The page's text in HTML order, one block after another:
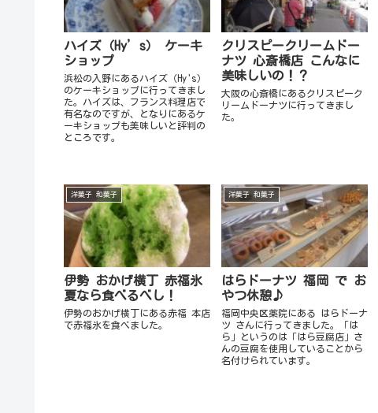
ハイズ（Hy’s） ケーキ
ショップ
浜松の入野にあるハイズ（Hy's）
のケーキショップに行ってきまし
た。ハイズは、フランス料理店で
有名なのですが、となりにあるケ
ーキショップも美味しいと評判の
ところです。
クリスピークリームドー
ナツ 心斎橋店 こんなに
美味しいの！？
大阪の心斎橋にあるクリスピーク
リームドーナツに行ってきまし
た。
洋菓子 和菓子
伊勢 おかげ横丁 赤福氷
夏なら食べるべし！
伊勢のおかげ横丁にある赤福 本店
で赤福氷を食べました。
洋菓子 和菓子
はらドーナツ 福岡 で お
やつ休憩♪
福岡中央区薬院にある はらドーナ
ツ さんに行ってきました。「は
ら」というのは「はら豆腐店」さ
んの豆腐を使用していることから
名付けられています。